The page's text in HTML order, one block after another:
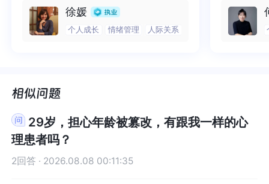
看会被重点监测影响入党之类的，但是我难过时候
真的又好痛苦好痛苦，我不知道该怎么办了，我怕
顾及我的情绪这不好
监测影响入党之类的，但是我难过时候真的又好痛
苦好痛苦，我不知道该怎么办了，我怕我没病，那
绪这不好
一部分未处理的情绪被注意到了，
而且当咨询师准确说出我当时的情
觉轻快了很多，感觉轻松了。很感
处理的情绪被注意到了，而且当咨
询师准确说出我当时的情绪，我感
了很多，感觉轻松了。很感谢咨询
徐媛
个人成长 情绪管理 人际关系
来，觉
再困于
不必再
梏，更
29岁，担心年龄被篡改，有跟我一样的心
理患者吗？
2回答 · 2026.08.08 00:11:35